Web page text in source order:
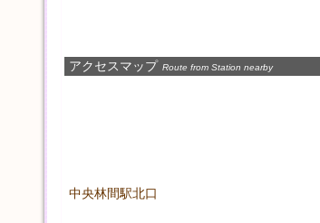
アクセスマップ Route from Station nearby
中央林間駅北口